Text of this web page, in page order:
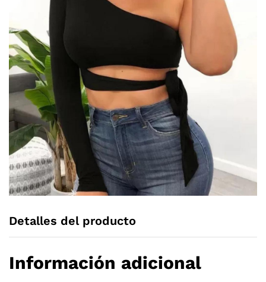
Detalles del producto
Información adicional